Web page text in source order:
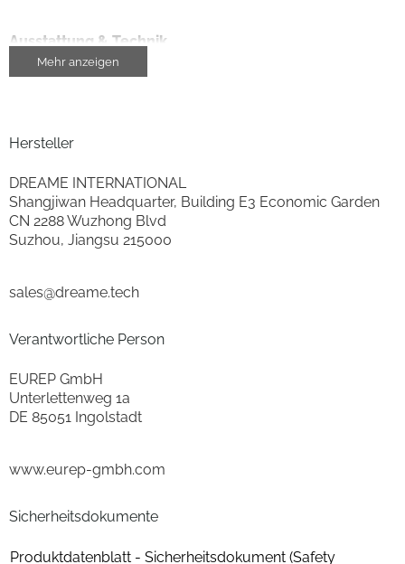
Ausstattung & Technik
Saugertyp Trockensauger
optische Steuerung (Sensor) ja
Treppensensor ja
Höhe mit Verpackung (cm)
Mehr anzeigen
Hersteller
DREAME INTERNATIONAL
Shangjiwan Headquarter, Building E3 Economic Garden
CN 2288 Wuzhong Blvd
Suzhou, Jiangsu 215000
sales@dreame.tech
Verantwortliche Person
EUREP GmbH
Unterlettenweg 1a
DE 85051 Ingolstadt
www.eurep-gmbh.com
Sicherheitsdokumente
Produktdatenblatt - Sicherheitsdokument (Safety